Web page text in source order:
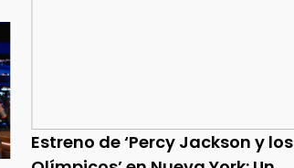
Estreno de ‘Percy Jackson y los